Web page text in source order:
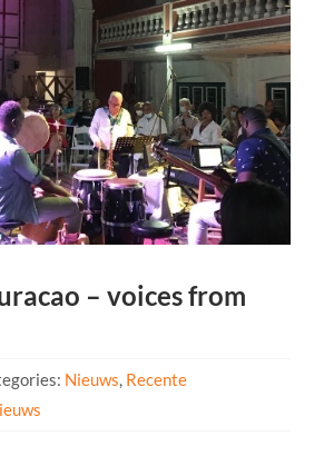
– voices from
Nieuws Recente